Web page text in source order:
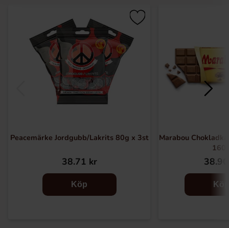
Peacemärke Jordgubb/Lakrits 80g x 3st
38.71 kr
Köp
Marabou
Köp